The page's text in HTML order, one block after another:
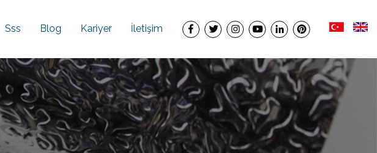
Sss Blog Kariyer İletişim